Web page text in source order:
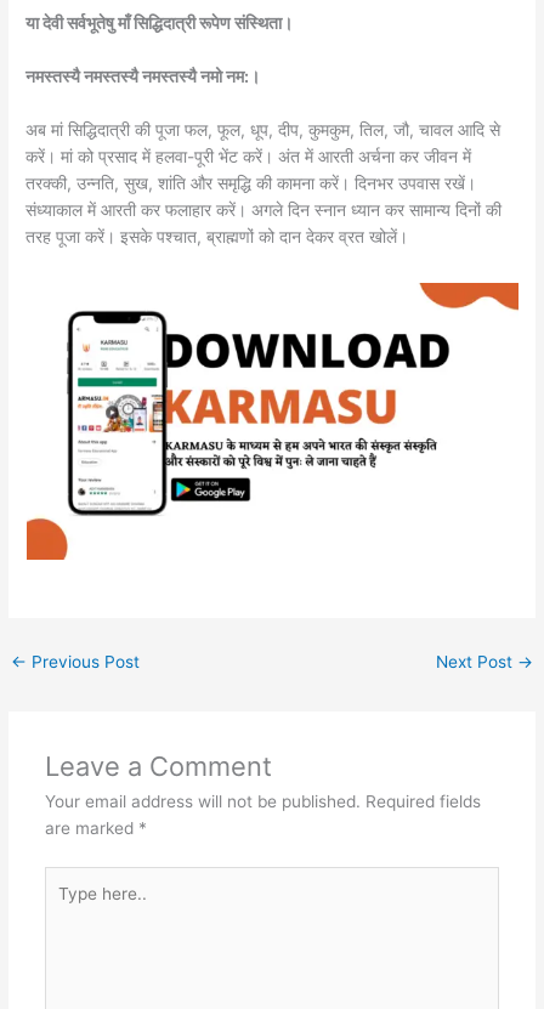
या देवी सर्वभू‍तेषु माँ सिद्धिदात्री रूपेण संस्थिता।
नमस्तस्यै नमस्तस्यै नमस्तस्यै नमो नम:।
अब मां सिद्धिदात्री की पूजा फल, फूल, धूप, दीप, कुमकुम, तिल, जौ, चावल आदि से
करें। मां को प्रसाद में हलवा-पूरी भेंट करें। अंत में आरती अर्चना कर जीवन में
तरक्की, उन्नति, सुख, शांति और समृद्धि की कामना करें। दिनभर उपवास रखें।
संध्याकाल में आरती कर फलाहार करें। अगले दिन स्नान ध्यान कर सामान्य दिनों की
तरह पूजा करें। इसके पश्चात, ब्राह्मणों को दान देकर व्रत खोलें।
← Previous Post Next Post →
Leave a Comment
Your email address will not be published. Required fields
are marked *
here..